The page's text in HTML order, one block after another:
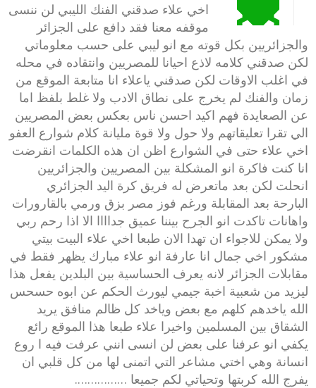
اخي علاء صدقني الفنك الليبي لن ننسى
موقفه معنا فقد دافع على الجزائر
والجزائريين بكل قوته مع انو ليبي على حسب معلوماتي
لكن صدقني كلامه لاذع احيانا للمصريين وانتقاده في محله
في اغلب الاوقات لكن صدقني ياعلاء انا متابعة الموقع من
زمان والفنك لم يخرج على نطاق الادب ولا غلط بلفظ اما
عن الصعايدة فهم اكيد احسن ناس بعكس بعض المصريين
الي تقرا تعليقاتهم ولا حول ولا قوة مليانة كلام شوارع العفو
اخي علاء حتى في الشوارع اظن ان هذه الكلمات انقرضت
انا كنت فاكرة انو المشكلة بين المصريين والجزائريين
انحلت لكن بعد ماتعرض له فريق كرة اليد الجزائري
البارحة بعد المقابلة ورغم فوز مصر بزق ورمي بالقارورات
واهانات تاكدت انو الجرح بيننا عميق جداااا الا اذا رحم ربي
ولا يمكن للاجواء ان تهدا الان طبعا اخي علاء البيت بيتي
مشكور اخي جمال انا عارفة انو علاء مبارك يظهر فقط في
مقابلات الجزائر لانه يعرف الحساسية بين البلدين يفعل هذا
ليزيد من شعبية اخبة جيمي ليورث الحكم عن ابوه حسحس
الله ياخدهم كلهم مع بعض وياخد كل ظالم منافق يريد
الشقاق بين المسلمين واخيرا علاء طبعا هذا الموقع رائع
يكفي انو عرفنا على بعض لن انسى انني عرفت فيه ا روع
انسانة وهي اختي مشاعر التي اتمنى لها من كل قلبي ان
يفرج الله كربتها وتحياتي لكم جميعا …………….